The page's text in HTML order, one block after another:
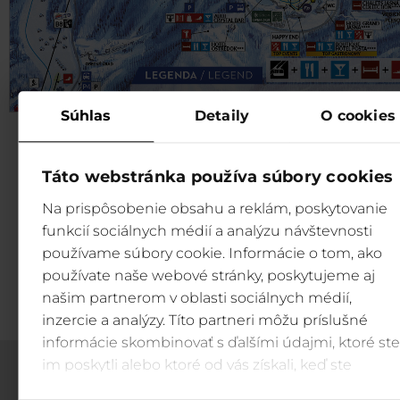
Súhlas Detaily O cookies
Táto webstránka používa súbory cookies
Na prispôsobenie obsahu a reklám, poskytovanie
funkcií sociálnych médií a analýzu návštevnosti
používame súbory cookie. Informácie o tom, ako
používate naše webové stránky, poskytujeme aj
našim partnerom v oblasti sociálnych médií,
inzercie a analýzy. Títo partneri môžu príslušné
informácie skombinovať s ďalšími údajmi, ktoré ste
im poskytli alebo ktoré od vás získali, keď ste
Provoz lanovek
Aktuální provozní doba lanovek v
Jasné.
Provoz lanovek →